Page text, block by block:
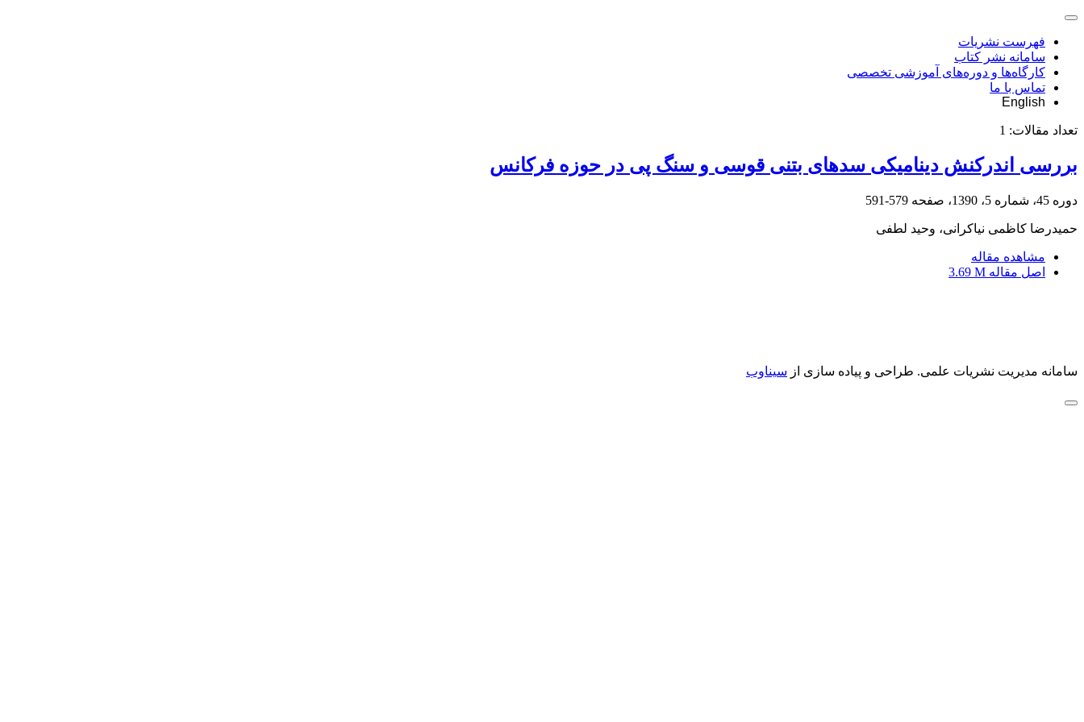
فهرست نشریات
سامانه نشر کتاب
کارگاه‌ها و دوره‌های آموزشی تخصصی
تماس با ما
English
تعداد مقالات: 1
بررسی اندرکنش دینامیکی سدهای بتنی قوسی و سنگ پی در حوزه فرکانس
دوره 45، شماره 5، 1390، صفحه 579-591
حمیدرضا کاظمی نیاکرانی، وحید لطفی
مشاهده مقاله
اصل مقاله 3.69 M
سامانه مدیریت نشریات علمی. طراحی و پیاده سازی از سیناوب